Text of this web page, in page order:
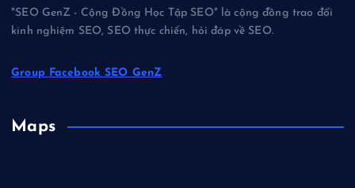
"SEO GenZ - Cộng Đồng Học Tập SEO" là cộng đồng trao đổi
kinh nghiệm SEO, SEO thực chiến, hỏi đáp về SEO.
Group Facebook SEO GenZ
Maps